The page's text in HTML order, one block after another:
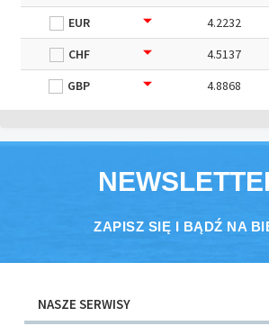
EUR
4.2232
CHF
4.5137
GBP
4.8868
ZAPISZ SIĘ I BĄDŹ NA
NASZE SERWISY